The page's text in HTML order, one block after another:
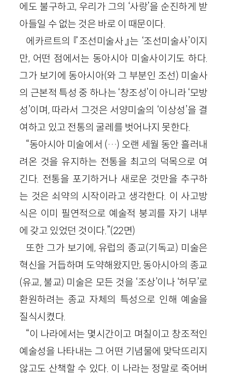
에도 불구하고, 우리가 그의 ‘사랑’을 순진하게 받
아들일 수 없는 것은 바로 이 때문이다.
에카르트의 『조선미술사』는 ‘조선미술사’이지
만, 어떤 점에서는 동아시아 미술사이기도 하다.
그가 보기에 동아시아(와 그 부분인 조선) 미술사
의 근본적 특성 중 하나는 ‘창조성’이 아니라 ‘모방
성’이며, 따라서 그것은 서양미술의 ‘이상성’을 결
여하고 있고 전통의 굴레를 벗어나지 못한다.
“동아시아 미술에서 (…) 오랜 세월 동안 흘러내
려온 것을 유지하는 전통을 최고의 덕목으로 여
긴다. 전통을 포기하거나 새로운 것만을 추구하
는 것은 쇠약의 시작이라고 생각한다. 이 사고방
식은 이미 필연적으로 예술적 붕괴를 자기 내부
에 갖고 있었던 것이다.”(22면)
또한 그가 보기에, 유럽의 종교(기독교) 미술은
혁신을 거듭하며 도약해왔지만, 동아시아의 종교
(유교, 불교) 미술은 모든 것을 ‘조상’이나 ‘허무’로
환원하려는 종교 자체의 특성으로 인해 예술을
질식시켰다.
“이 나라에서는 몇시간이고 며칠이고 창조적인
예술성을 나타내는 그 어떤 기념물에 맞닥뜨리지
않고도 산책할 수 있다. 이 나라는 정말로 죽어버